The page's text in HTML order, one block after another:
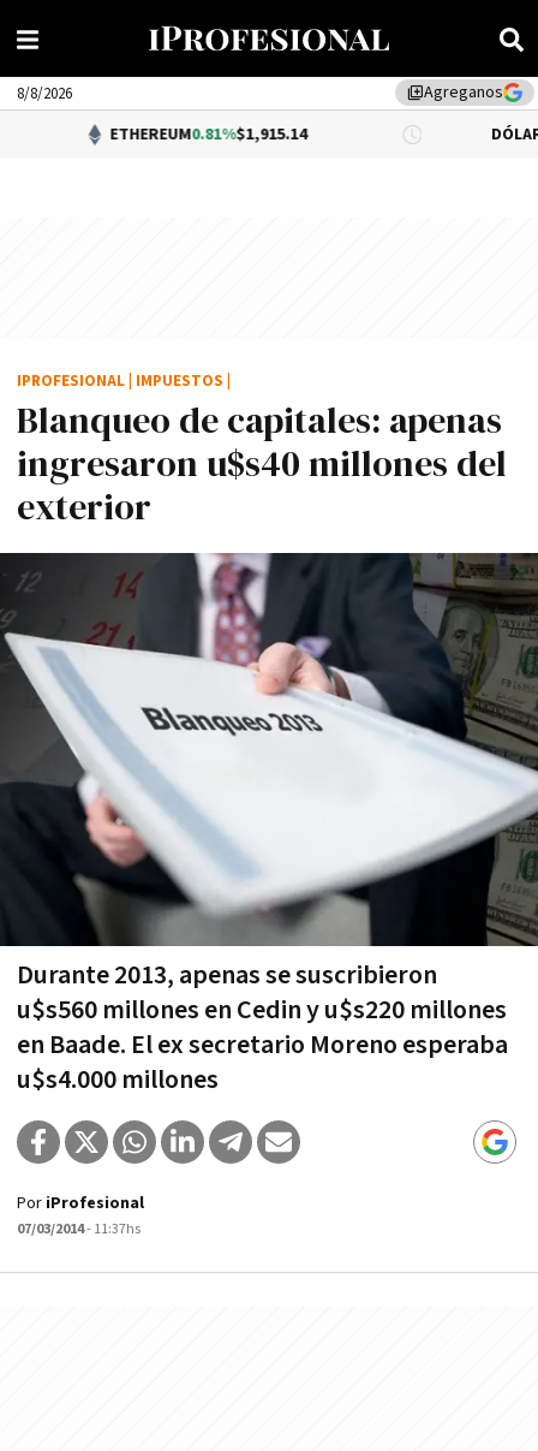
library_addAgreganos
8/8/2026
ETHEREUM0.81%$1,915.14 DÓLAR BNA
Blanqueo de capitales: apenas
ingresaron u$s40 millones del
exterior
Durante 2013, apenas se suscribieron
u$s560 millones en Cedin y u$s220 millones
en Baade. El ex secretario Moreno esperaba
u$s4.000 millones
IPROFESIONAL IMPUESTOS
Por iProfesional
07/03/2014- 11:37hs